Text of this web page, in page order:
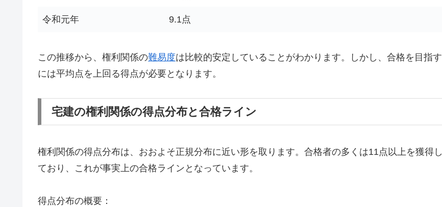
令和元年 9.1点
この推移から、権利関係の難易度は比較的安定していることがわかります。しかし、合格を目指す
には平均点を上回る得点が必要となります。
宅建の権利関係の得点分布と合格ライン
権利関係の得点分布は、おおよそ正規分布に近い形を取ります。合格者の多くは11点以上を獲得し
ており、これが事実上の合格ラインとなっています。
得点分布の概要：